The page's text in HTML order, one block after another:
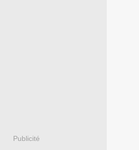
Publicité